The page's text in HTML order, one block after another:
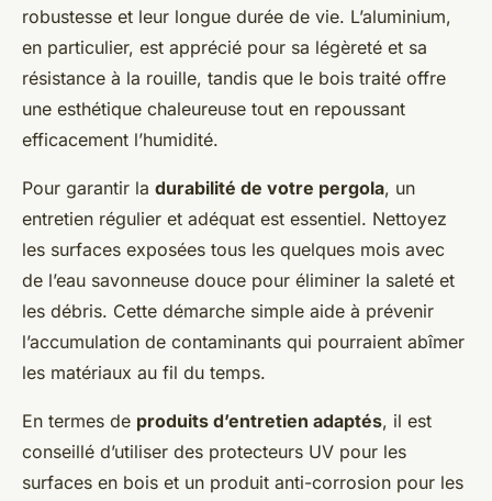
robustesse et leur longue durée de vie. L’aluminium,
en particulier, est apprécié pour sa légèreté et sa
résistance à la rouille, tandis que le bois traité offre
une esthétique chaleureuse tout en repoussant
efficacement l’humidité.
Pour garantir la durabilité de votre pergola, un
entretien régulier et adéquat est essentiel. Nettoyez
les surfaces exposées tous les quelques mois avec
de l’eau savonneuse douce pour éliminer la saleté et
les débris. Cette démarche simple aide à prévenir
l’accumulation de contaminants qui pourraient abîmer
les matériaux au fil du temps.
En termes de produits d’entretien adaptés, il est
conseillé d’utiliser des protecteurs UV pour les
surfaces en bois et un produit anti-corrosion pour les